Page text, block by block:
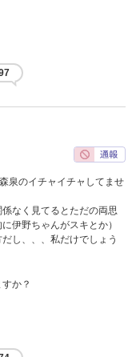
泉のイチャイチャしてませ
なく見てるとただの両思
伊野ちゃんがスキとか）
し、、、私だけでしょう
か？